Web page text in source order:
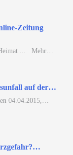
Zeitung
... Mehr…
auf der…
04.04.2015,…